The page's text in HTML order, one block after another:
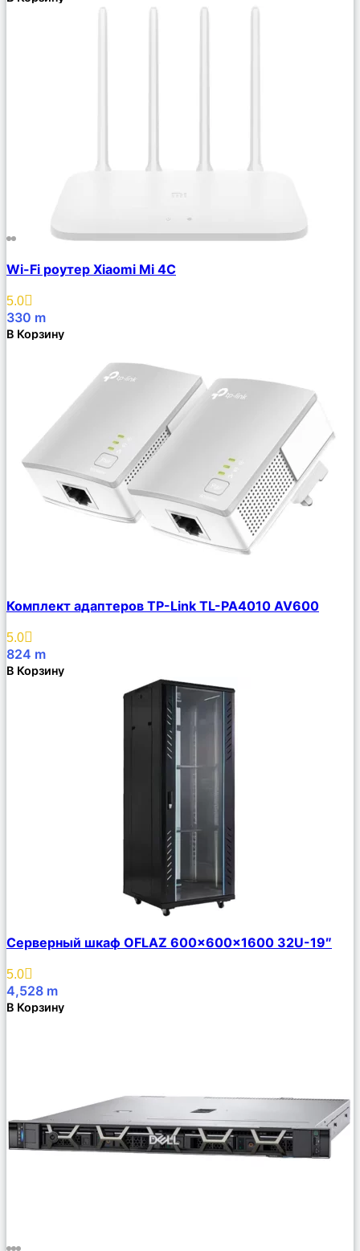
Описание
Избранное
Wi-Fi роутер Xiaomi Mi 4C
5.0
330 m
В Корзину
Описание
Избранное
Комплект адаптеров TP-Link TL-PA4010 AV600
5.0
824 m
В Корзину
Описание
Избранное
Серверный шкаф OFLAZ 600x600x1600 32U-19″
5.0
4,528 m
В Корзину